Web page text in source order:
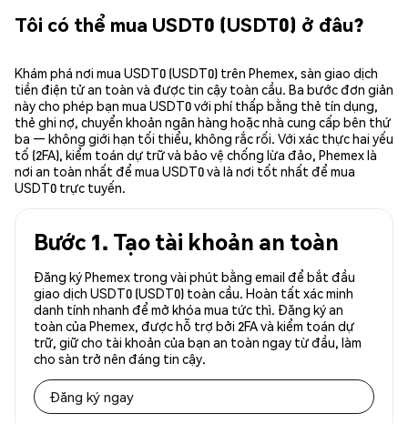
Tôi có thể mua USDT0 (USDT0) ở đâu?
Khám phá nơi mua USDT0 (USDT0) trên Phemex, sàn giao dịch
tiền điện tử an toàn và được tin cậy toàn cầu. Ba bước đơn giản
này cho phép bạn mua USDT0 với phí thấp bằng thẻ tín dụng,
thẻ ghi nợ, chuyển khoản ngân hàng hoặc nhà cung cấp bên thứ
ba — không giới hạn tối thiểu, không rắc rối. Với xác thực hai yếu
tố (2FA), kiểm toán dự trữ và bảo vệ chống lừa đảo, Phemex là
nơi an toàn nhất để mua USDT0 và là nơi tốt nhất để mua
USDT0 trực tuyến.
Bước 1. Tạo tài khoản an toàn
Đăng ký Phemex trong vài phút bằng email để bắt đầu
giao dịch USDT0 (USDT0) toàn cầu. Hoàn tất xác minh
danh tính nhanh để mở khóa mua tức thì. Đăng ký an
toàn của Phemex, được hỗ trợ bởi 2FA và kiểm toán dự
trữ, giữ cho tài khoản của bạn an toàn ngay từ đầu, làm
cho sàn trở nên đáng tin cậy.
Đăng ký ngay